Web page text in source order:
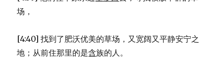
场，
[4:40] 找到了肥沃优美的草场，又宽阔又平静安宁之
地；从前住那里的是含族的人。